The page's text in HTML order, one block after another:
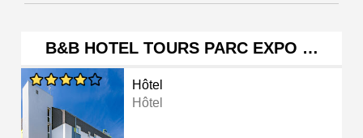
B&B HOTEL TOURS PARC EXPO …
Hôtel
Hôtel